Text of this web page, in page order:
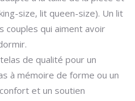
size, lit queen-size). Un lit
couples qui aiment avoir
de qualité pour un
à mémoire de forme ou un
et un soutien